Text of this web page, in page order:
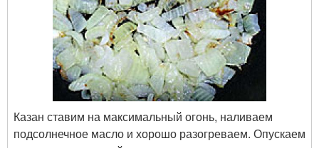
Казан ставим на максимальный огонь, наливаем
подсолнечное масло и хорошо разогреваем. Опускаем